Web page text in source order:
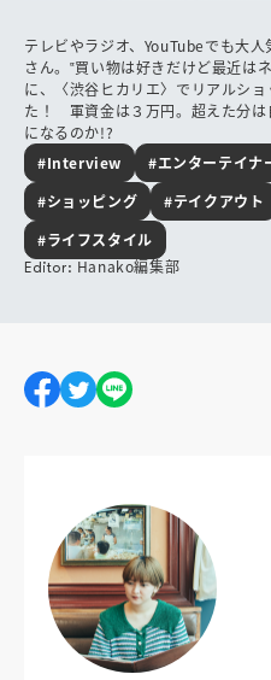
テレビやラジオ、YouTubeでも大
さん。‟買い物は好きだけど最近は
に、〈渋谷ヒカリエ〉でリアルシ
た！ 軍資金は３万円。超えた分は
になるのか!?
#Interview
#エンターテイナ
#ショッピング
#テイクアウト
#ライフスタイル
Editor:Hanako編集部